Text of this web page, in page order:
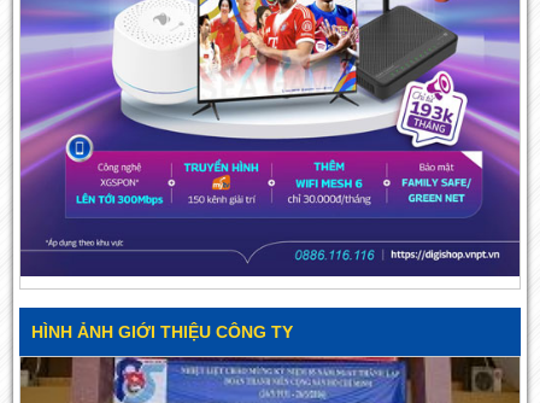
HÌNH ẢNH GIỚI THIỆU CÔNG TY